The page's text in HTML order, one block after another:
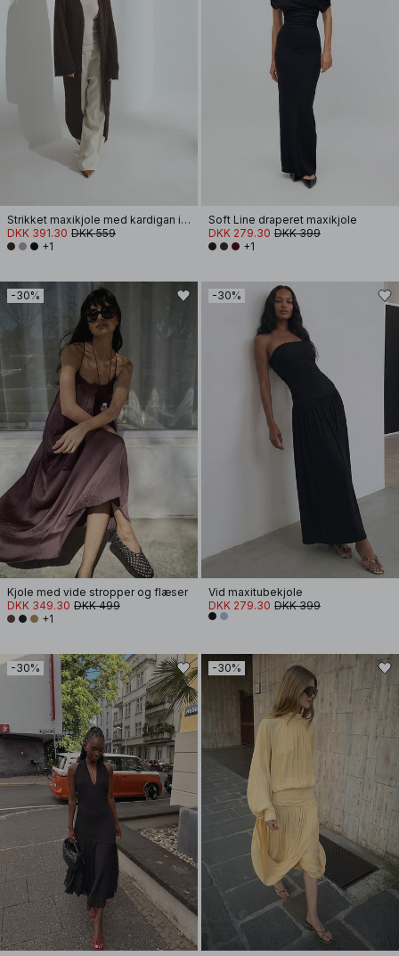
Strikket maxikjole med kardigan i uldblanding
DKK 391.30 DKK 559
+1
Soft Line draperet maxikjole
DKK 279.30 DKK 399
+1
-30%
Kjole med vide stropper og flæser
DKK 349.30 DKK 499
+1
-30%
Vid maxitubekjole
DKK 279.30 DKK 399
-30% -30%